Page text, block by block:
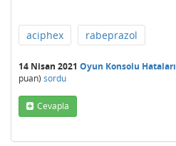
aciphex rabeprazol
14 Nisan 2021 Oyun Konsolu Hataları
puan) sordu
Cevapla